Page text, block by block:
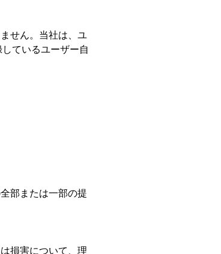
せん。当社は、ユ
ているユーザー自
部または一部の提
損害について、理